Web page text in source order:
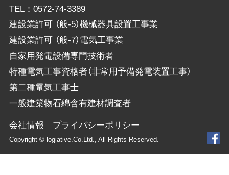
TEL： 0572-74-3389
建設業許可 （般-5）機械器具設置工事業
建設業許可 （般-7）電気工事業
自家用発電設備専門技術者
特種電気工事資格者（非常用予備発電装置工事）
第二種電気工事士
一般建築物石綿含有建材調査者
会社情報 プライバシーポリシー
Copyright © logiative.Co.Ltd., All Rights Reserved.